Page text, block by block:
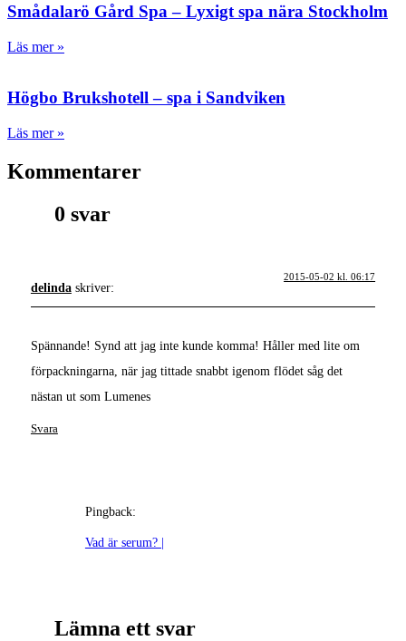
Smådalarö Gård Spa – Lyxigt spa nära Stockholm
Läs mer »
Högbo Brukshotell – spa i Sandviken
Läs mer »
Kommentarer
0 svar
delinda skriver:
2015-05-02 kl. 06:17
Spännande! Synd att jag inte kunde komma! Håller med lite om
förpackningarna, när jag tittade snabbt igenom flödet såg det
nästan ut som Lumenes
Svara
Pingback:
Vad är serum? |
Lämna ett svar